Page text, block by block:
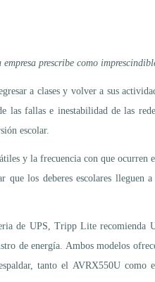
empresa prescribe como
a clases y volver a sus
las fallas e inestabilidad de las
escolar.
y la frecuencia con que
que los deberes escolares
de UPS, Tripp Lite
de energía. Ambos modelos
tanto el AVRX550U